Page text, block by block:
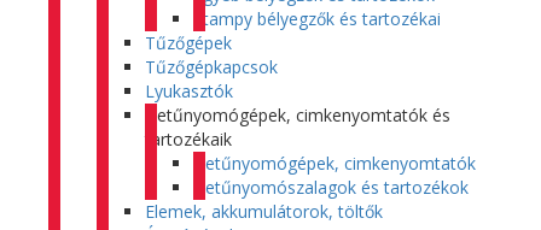
Stampy bélyegzők és tartozékai
Tűzőgépek
Tűzőgépkapcsok
Lyukasztók
Betűnyomógépek, cimkenyomtatók és
tartozékaik
Betűnyomógépek, cimkenyomtatók
Betűnyomószalagok és tartozékok
Elemek, akkumulátorok, töltők